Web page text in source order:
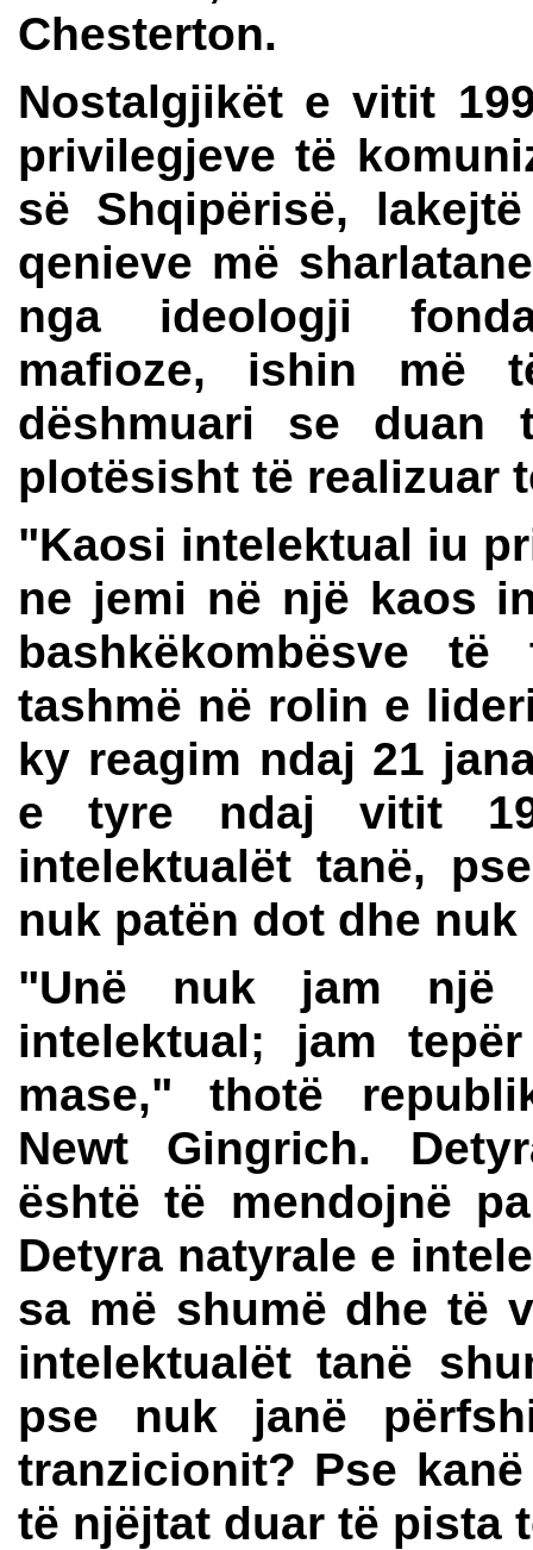
Chesterton.
Nostalgjikët e vitit
privilegjeve të
së Shqipërisë,
qenieve më
nga ideologji
mafioze, ishin më
dëshmuari se duan
plotësisht të realizuar
"Kaosi intelektual iu
ne jemi në një kaos
bashkëkombësve
tashmë në rolin e
ky reagim ndaj 21
e tyre ndaj vitit
intelektualët tanë,
nuk patën dot dhe
"Unë nuk jam një
intelektual; jam
mase," thotë
Newt Gingrich.
është të mendojnë
Detyra natyrale e
sa më shumë dhe të
intelektualët tanë
pse nuk janë
tranzicionit? Pse
të njëjtat duar të pista